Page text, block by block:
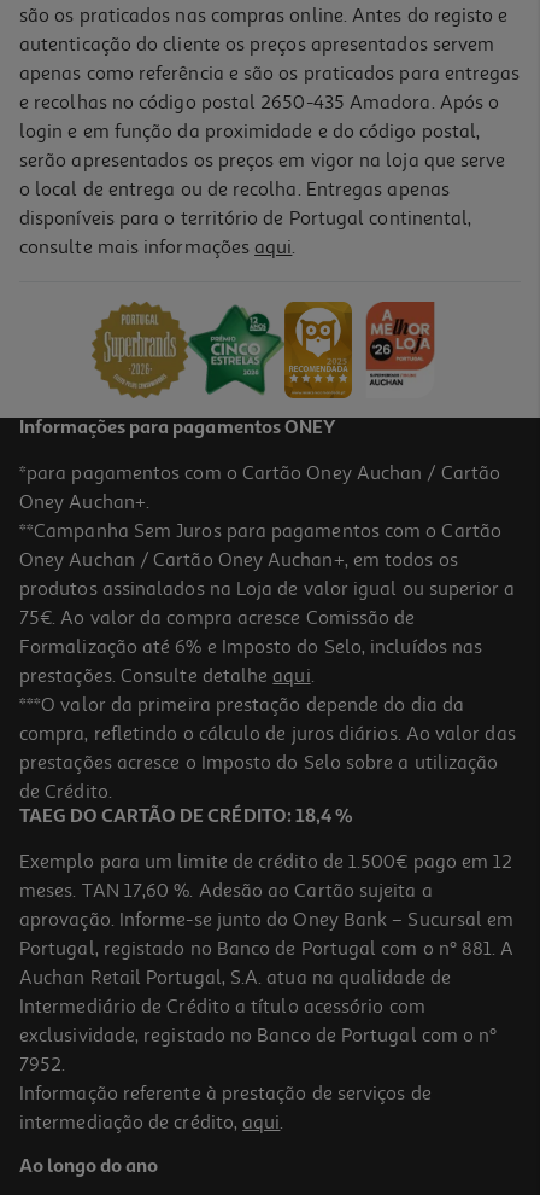
são os praticados nas compras online. Antes do registo e
autenticação do cliente os preços apresentados servem
apenas como referência e são os praticados para entregas
e recolhas no código postal 2650-435 Amadora. Após o
login e em função da proximidade e do código postal,
serão apresentados os preços em vigor na loja que serve
o local de entrega ou de recolha. Entregas apenas
disponíveis para o território de Portugal continental,
consulte mais informações aqui.
Informações para pagamentos ONEY
*para pagamentos com o Cartão Oney Auchan / Cartão
Oney Auchan+.
**Campanha Sem Juros para pagamentos com o Cartão
Oney Auchan / Cartão Oney Auchan+, em todos os
produtos assinalados na Loja de valor igual ou superior a
75€. Ao valor da compra acresce Comissão de
Formalização até 6% e Imposto do Selo, incluídos nas
prestações. Consulte detalhe aqui.
***O valor da primeira prestação depende do dia da
compra, refletindo o cálculo de juros diários. Ao valor das
prestações acresce o Imposto do Selo sobre a utilização
de Crédito.
TAEG DO CARTÃO DE CRÉDITO: 18,4 %
Exemplo para um limite de crédito de 1.500€ pago em 12
meses. TAN 17,60 %. Adesão ao Cartão sujeita a
aprovação. Informe-se junto do Oney Bank – Sucursal em
Portugal, registado no Banco de Portugal com o nº 881. A
Auchan Retail Portugal, S.A. atua na qualidade de
Intermediário de Crédito a título acessório com
exclusividade, registado no Banco de Portugal com o nº
7952.
Informação referente à prestação de serviços de
intermediação de crédito, aqui.
Ao longo do ano